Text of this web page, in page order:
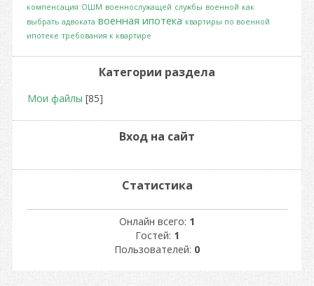
компенсация ОШМ военнослужащей службы военной как
выбрать адвоката военная ипотека квартиры по военной
ипотеке требования к квартире
Категории раздела
Мои файлы [85]
Вход на сайт
Статистика
Онлайн всего: 1
Гостей: 1
Пользователей: 0